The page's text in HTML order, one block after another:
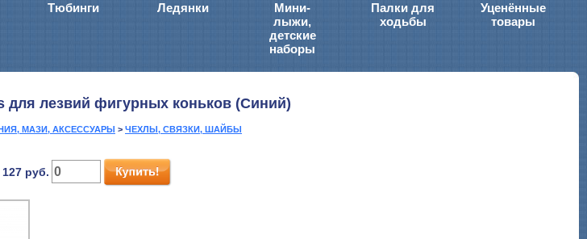
Тюбинги Ледянки
Мини-
лыжи,
детские
наборы
Палки для
ходьбы
Уценённые
товары
для лезвий фигурных коньков (Синий)
МАЗИ, АКСЕССУАРЫ > ЧЕХЛЫ, СВЯЗКИ, ШАЙБЫ
127 руб.